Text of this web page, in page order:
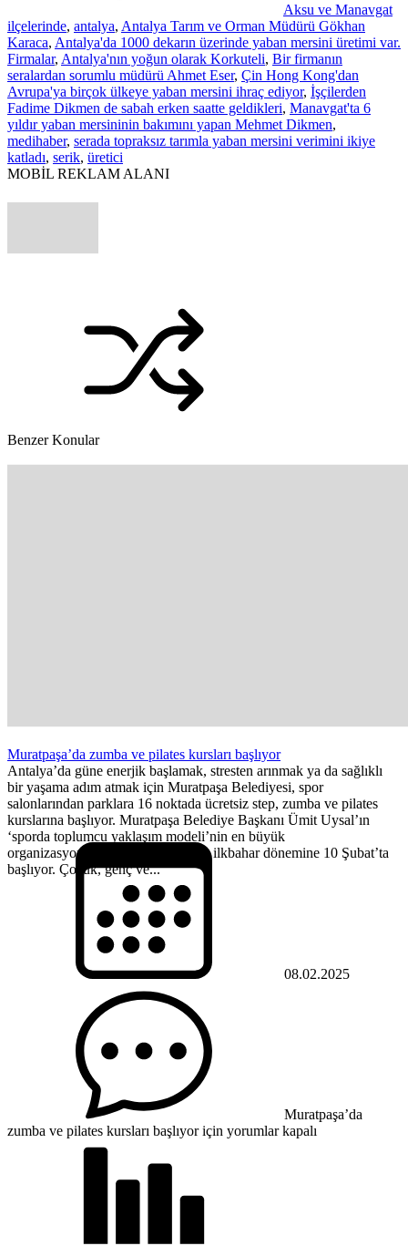
Aksu ve Manavgat
ilçelerinde, antalya, Antalya Tarım ve Orman Müdürü Gökhan
Karaca, Antalya'da 1000 dekarın üzerinde yaban mersini üretimi var.
Firmalar, Antalya'nın yoğun olarak Korkuteli, Bir firmanın
seralardan sorumlu müdürü Ahmet Eser, Çin Hong Kong'dan
Avrupa'ya birçok ülkeye yaban mersini ihraç ediyor, İşçilerden
Fadime Dikmen de sabah erken saatte geldikleri, Manavgat'ta 6
yıldır yaban mersininin bakımını yapan Mehmet Dikmen,
medihaber, serada topraksız tarımla yaban mersini verimini ikiye
katladı, serik, üretici
MOBİL REKLAM ALANI
Benzer Konular
Muratpaşa’da zumba ve pilates kursları başlıyor
Antalya’da güne enerjik başlamak, stresten arınmak ya da sağlıklı
bir yaşama adım atmak için Muratpaşa Belediyesi, spor
salonlarından parklara 16 noktada ücretsiz step, zumba ve pilates
kurslarına başlıyor. Muratpaşa Belediye Başkanı Ümit Uysal’ın
‘sporda toplumcu yaklaşım modeli’nin en büyük
organizasyonlarından spor okulları, ilkbahar dönemine 10 Şubat’ta
başlıyor. Çocuk, genç ve...
08.02.2025
Muratpaşa’da
zumba ve pilates kursları başlıyor için yorumlar kapalı